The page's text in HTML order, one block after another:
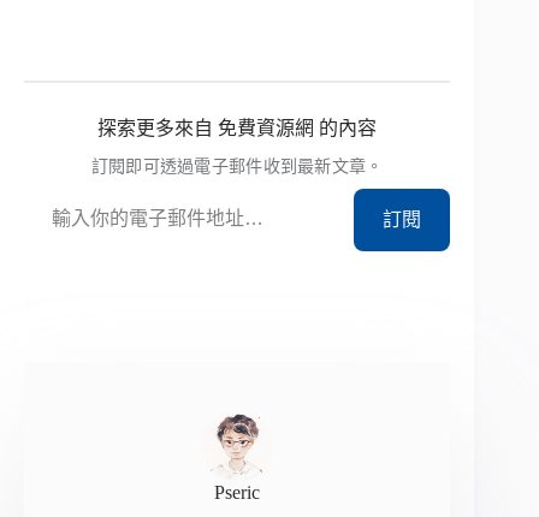
探索更多來自 免費資源網 的內容
訂閱即可透過電子郵件收到最新文章。
訂閱
Pseric